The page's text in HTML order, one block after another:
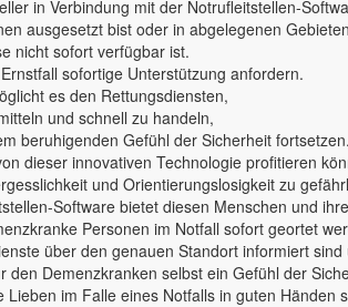
in Verbindung mit der Notrufleitstellen-
ausgesetzt bist oder in abgelegenen
nicht sofort verfügbar ist.
sofortige Unterstützung anfordern.
es den Rettungsdiensten,
und schnell zu handeln,
beruhigenden Gefühl der Sicherheit fortsetzen.
dieser innovativen Technologie profitieren
und Orientierungslosigkeit zu
Software bietet diesen Menschen und
Personen im Notfall sofort geortet
über den genauen Standort informiert
Demenzkranken selbst ein Gefühl der
im Falle eines Notfalls in guten Händen